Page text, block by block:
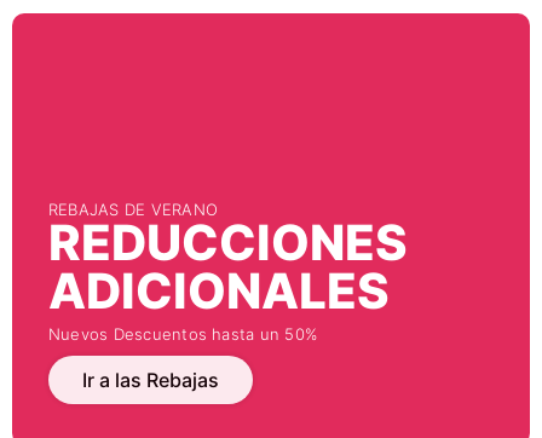
REBAJAS DE VERANO
REDUCCIONES
ADICIONALES
Nuevos Descuentos hasta un 50%
Ir a las Rebajas